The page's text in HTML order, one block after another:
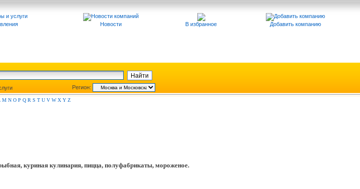
Новости В избранное Добавить компанию
Регион:
M N O P Q R S T U V W X Y Z
куриная кулинария, пицца, полуфабрикаты, мороженое.